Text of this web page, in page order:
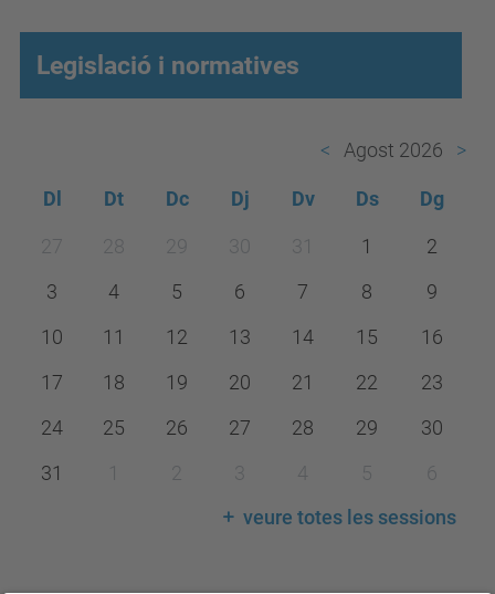
Legislació i normatives
Agost 2026
Dl Dt Dc Dj Dv Ds Dg
27 28 29 30 31 1
2
3
4 5 6 7 8
9
10
11 12 13 14 15
16
17
18 19 20 21 22
23
24
25 26 27 28 29
30
31
1 2 3 4 5
6
veure totes les sessions